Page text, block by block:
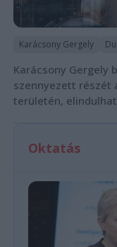
Karácsony Gergely
Karácsony Gergely
szennyezett részét
területén,
Oktatás